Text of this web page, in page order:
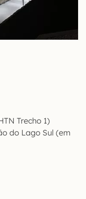
Trecho 1)
do Lago Sul (em